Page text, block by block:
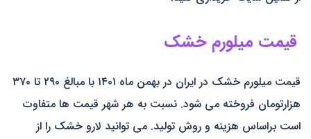
قیمت میلورم خشک
قیمت میلورم خشک در ایران در بهمن ماه ۱۴۰۱ با مبالغ ۲۹۰ تا ۳۷۰
هزارتومان فروخته می شود. نسبت به هر شهر قیمت ها متفاوت
است براساس هزینه و روش تولید. می توانید لارو خشک را از